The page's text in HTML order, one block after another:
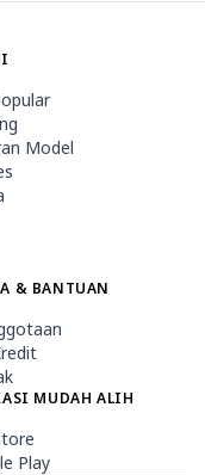
Model
& BANTUAN
MUDAH ALIH
Play